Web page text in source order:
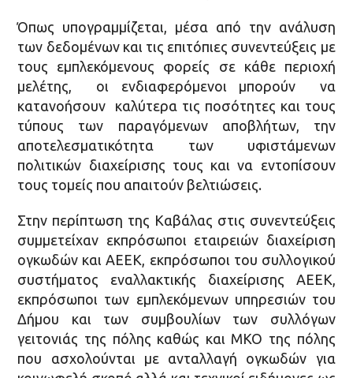
Όπως υπογραμμίζεται, μέσα από την ανάλυση
των δεδομένων και τις επιτόπιες συνεντεύξεις με
τους εμπλεκόμενους φορείς σε κάθε περιοχή
μελέτης, οι ενδιαφερόμενοι μπορούν να
κατανοήσουν καλύτερα τις ποσότητες και τους
τύπους των παραγόμενων αποβλήτων, την
αποτελεσματικότητα των υφιστάμενων
πολιτικών διαχείρισης τους και να εντοπίσουν
τους τομείς που απαιτούν βελτιώσεις.
Στην περίπτωση της Καβάλας στις συνεντεύξεις
συμμετείχαν εκπρόσωποι εταιρειών διαχείριση
ογκωδών και ΑΕΕΚ, εκπρόσωποι του συλλογικού
συστήματος εναλλακτικής διαχείρισης ΑΕΕΚ,
εκπρόσωποι των εμπλεκόμενων υπηρεσιών του
Δήμου και των συμβουλίων των συλλόγων
γειτονιάς της πόλης καθώς και ΜΚΟ της πόλης
που ασχολούνται με ανταλλαγή ογκωδών για